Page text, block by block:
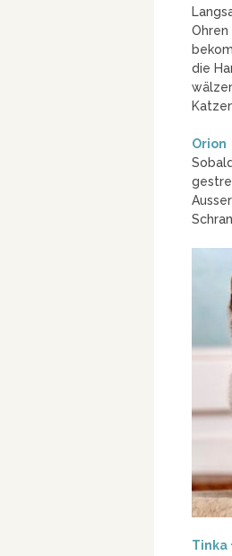
Ohren
die
Orion
Tinka